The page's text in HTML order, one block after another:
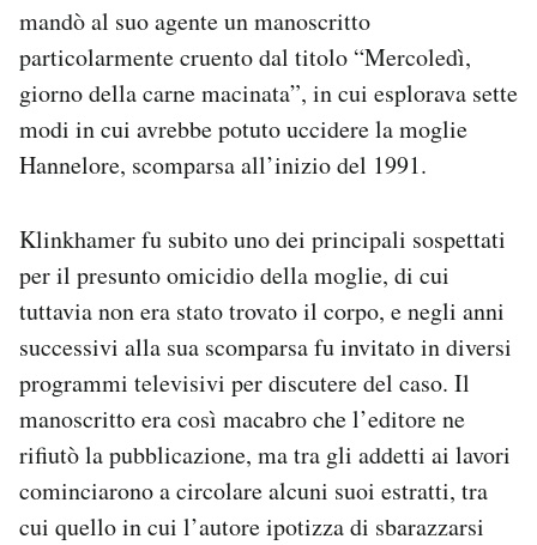
mandò al suo agente un manoscritto
particolarmente cruento dal titolo “Mercoledì,
giorno della carne macinata”, in cui esplorava sette
modi in cui avrebbe potuto uccidere la moglie
Hannelore, scomparsa all’inizio del 1991.
Klinkhamer fu subito uno dei principali sospettati
per il presunto omicidio della moglie, di cui
tuttavia non era stato trovato il corpo, e negli anni
successivi alla sua scomparsa fu invitato in diversi
programmi televisivi per discutere del caso. Il
manoscritto era così macabro che l’editore ne
rifiutò la pubblicazione, ma tra gli addetti ai lavori
cominciarono a circolare alcuni suoi estratti, tra
cui quello in cui l’autore ipotizza di sbarazzarsi